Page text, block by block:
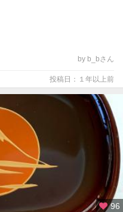
by b_bさん
投稿日：１年以上前
96